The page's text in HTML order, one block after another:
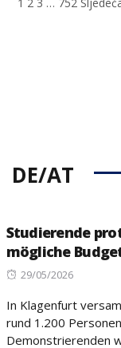
DE/AT
Studierende
mögliche
Posted
29/05/2026
In Klagenfurt
rund 1.200
Demonstrierenden